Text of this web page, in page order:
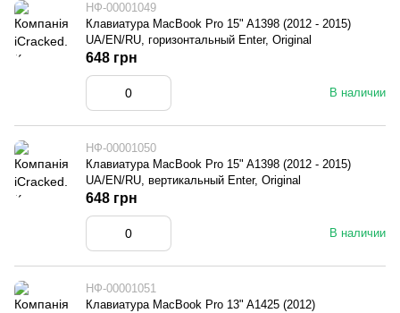
НФ-00001049
Клавиатура MacBook Pro 15" A1398 (2012 - 2015)
UA/EN/RU, горизонтальный Enter, Original
В наличии
648 грн
НФ-00001050
Клавиатура MacBook Pro 15" A1398 (2012 - 2015)
UA/EN/RU, вертикальный Enter, Original
В наличии
648 грн
НФ-00001051
Клавиатура MacBook Pro 13" A1425 (2012)